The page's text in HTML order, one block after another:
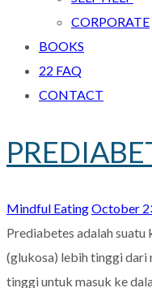
CORPORATE
BOOKS
22 FAQ
CONTACT
Mindful EatingOctober
Prediabetes adalah suatu
(glukosa) lebih tinggi dari
tinggi untuk masuk ke